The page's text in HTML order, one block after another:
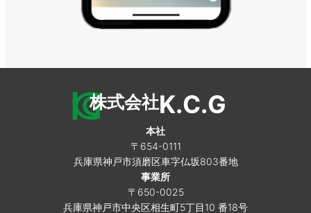
株式会社K.C.G
本社
〒654-0111
兵庫県神戸市須磨区車字仏坂803番地
事業所
〒650-0025
兵庫県神戸市中央区相生町5丁目10 番18号